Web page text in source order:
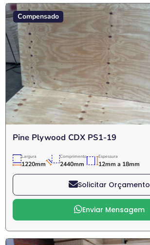
Compensado
Pine Plywood CDX PS1-19
Largura
1220mm
Comprimento
2440mm
Espessura
12mm a 18mm
Solicitar Orçamento
Enviar Mensagem